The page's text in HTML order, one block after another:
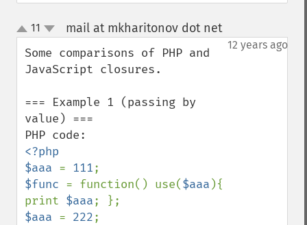
up
down
11 mail at mkharitonov dot net¶
12 years ago
Some comparisons of PHP and
JavaScript closures.
=== Example 1 (passing by
value) ===
<?php
$aaa = 111
$func = function() use($aaa ){
print $aaa
$aaa = 222